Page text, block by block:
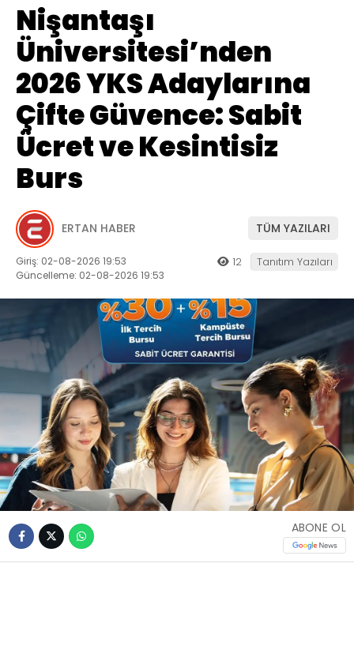
Nişantaşı
Üniversitesi’nden
2026 YKS Adaylarına
Çifte Güvence: Sabit
Ücret ve Kesintisiz
Burs
ERTAN HABER TÜM YAZILARI
Giriş: 02-08-2026 19:53
Güncelleme: 02-08-2026 19:53
12 Tanıtım Yazıları
ABONE OL